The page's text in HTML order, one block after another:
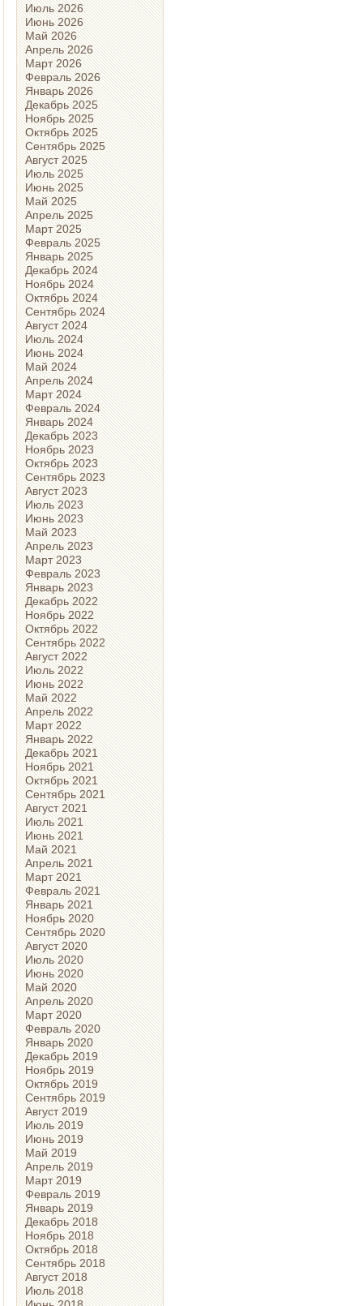
Июль 2026
Июнь 2026
Май 2026
Апрель 2026
Март 2026
Февраль 2026
Январь 2026
Декабрь 2025
Ноябрь 2025
Октябрь 2025
Сентябрь 2025
Август 2025
Июль 2025
Июнь 2025
Май 2025
Апрель 2025
Март 2025
Февраль 2025
Январь 2025
Декабрь 2024
Ноябрь 2024
Октябрь 2024
Сентябрь 2024
Август 2024
Июль 2024
Июнь 2024
Май 2024
Апрель 2024
Март 2024
Февраль 2024
Январь 2024
Декабрь 2023
Ноябрь 2023
Октябрь 2023
Сентябрь 2023
Август 2023
Июль 2023
Июнь 2023
Май 2023
Апрель 2023
Март 2023
Февраль 2023
Январь 2023
Декабрь 2022
Ноябрь 2022
Октябрь 2022
Сентябрь 2022
Август 2022
Июль 2022
Июнь 2022
Май 2022
Апрель 2022
Март 2022
Январь 2022
Декабрь 2021
Ноябрь 2021
Октябрь 2021
Сентябрь 2021
Август 2021
Июль 2021
Июнь 2021
Май 2021
Апрель 2021
Март 2021
Февраль 2021
Январь 2021
Ноябрь 2020
Сентябрь 2020
Август 2020
Июль 2020
Июнь 2020
Май 2020
Апрель 2020
Март 2020
Февраль 2020
Январь 2020
Декабрь 2019
Ноябрь 2019
Октябрь 2019
Сентябрь 2019
Август 2019
Июль 2019
Июнь 2019
Май 2019
Апрель 2019
Март 2019
Февраль 2019
Январь 2019
Декабрь 2018
Ноябрь 2018
Октябрь 2018
Сентябрь 2018
Август 2018
Июль 2018